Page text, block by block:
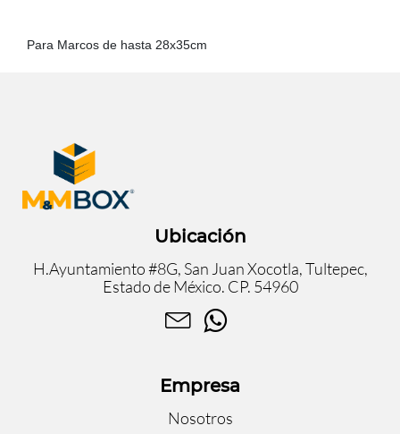
Para Marcos de hasta 28x35cm
Ubicación
H.Ayuntamiento #8G, San Juan Xocotla, Tultepec,
Estado de México. CP. 54960
Empresa
Nosotros